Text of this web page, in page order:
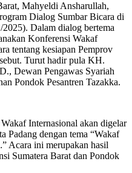
Mahyeldi Ansharullah,
Dialog Sumbar Bicara di
Dalam dialog bertema
Konferensi Wakaf
tentang kesiapan Pemprov
Turut hadir pula KH.
Dewan Pengawas Syariah
Pondok Pesantren Tazakka.
Internasional akan digelar
Padang dengan tema “Wakaf
Acara ini merupakan hasil
Sumatera Barat dan Pondok